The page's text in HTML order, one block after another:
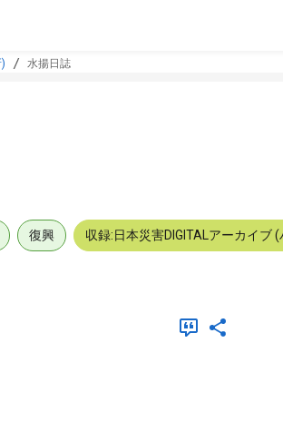
水揚日誌
復興 収録:日本災害DIGITALアーカイブ